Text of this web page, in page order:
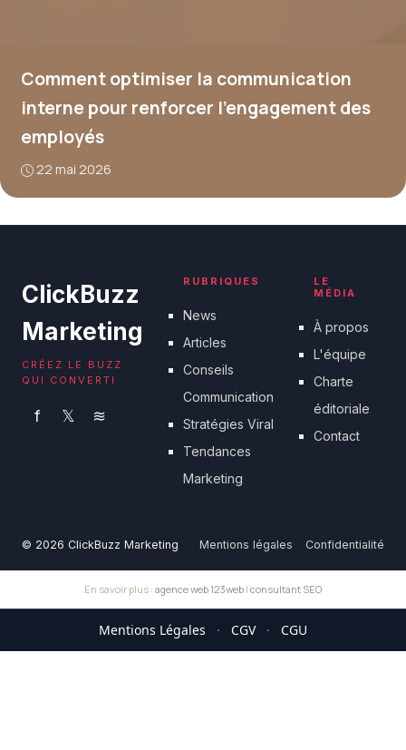
Comment optimiser la communication
interne pour renforcer l’engagement des
employés
22 mai 2026
ClickBuzz
Marketing
CRÉEZ LE BUZZ
QUI CONVERTI
f 𝕏 ≋
RUBRIQUES
News
Articles
Conseils
Communication
Stratégies Viral
Tendances
Marketing
LE
MÉDIA
À propos
L'équipe
Charte
éditoriale
Contact
© 2026 ClickBuzz Marketing Mentions légales Confidentialité
En savoir plus : agence web 123web | consultant SEO
Mentions Légales · CGV · CGU